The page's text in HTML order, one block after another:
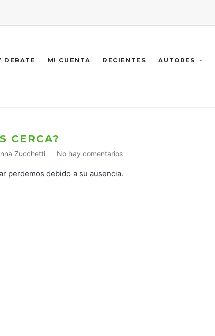
DEBATE MI CUENTA RECIENTES AUTORES
CERCA?
Zucchetti No hay comentarios
perdemos debido a su ausencia.